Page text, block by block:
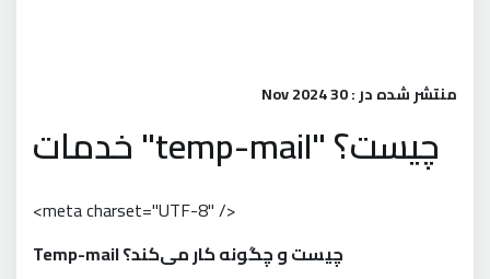
منتشر شده در : 30 Nov 2024
خدمات "temp-mail" چیست؟
<meta charset="UTF-8" />
Temp-mail چیست و چگونه کار می‌کند؟